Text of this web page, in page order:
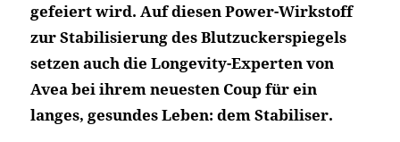
gefeiert wird. Auf diesen Power-Wirkstoff
zur Stabilisierung des Blutzuckerspiegels
setzen auch die Longevity-Experten von
Avea bei ihrem neuesten Coup für ein
langes, gesundes Leben: dem Stabiliser.